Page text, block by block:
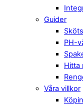
Guider
PH-
Hitta
Våra villkor